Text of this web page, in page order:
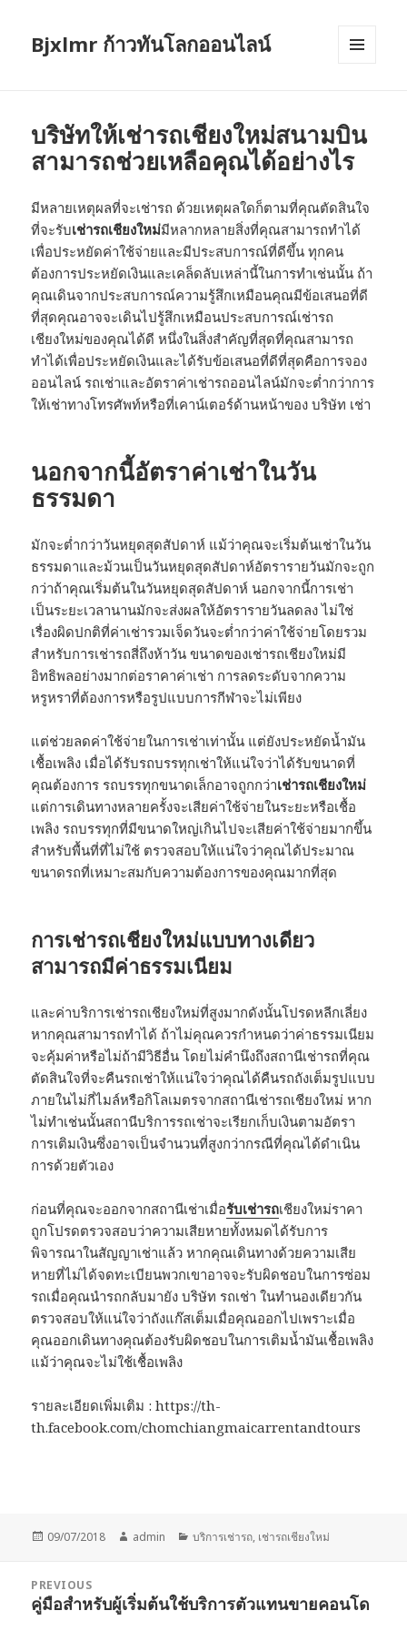
Bjxlmr ก้าวทันโลกออนไลน์
บริษัทให้เช่ารถเชียงใหม่สนามบิน
สามารถช่วยเหลือคุณได้อย่างไร
มีหลายเหตุผลที่จะเช่ารถ ด้วยเหตุผลใดก็ตามที่คุณตัดสินใจ
ที่จะรับเช่ารถเชียงใหม่มีหลากหลายสิ่งที่คุณสามารถทำได้
เพื่อประหยัดค่าใช้จ่ายและมีประสบการณ์ที่ดีขึ้น ทุกคน
ต้องการประหยัดเงินและเคล็ดลับเหล่านี้ในการทำเช่นนั้น ถ้า
คุณเดินจากประสบการณ์ความรู้สึกเหมือนคุณมีข้อเสนอที่ดี
ที่สุดคุณอาจจะเดินไปรู้สึกเหมือนประสบการณ์เช่ารถ
เชียงใหม่ของคุณได้ดี หนึ่งในสิ่งสำคัญที่สุดที่คุณสามารถ
ทำได้เพื่อประหยัดเงินและได้รับข้อเสนอที่ดีที่สุดคือการจอง
ออนไลน์ รถเช่าและอัตราค่าเช่ารถออนไลน์มักจะต่ำกว่าการ
ให้เช่าทางโทรศัพท์หรือที่เคาน์เตอร์ด้านหน้าของ บริษัท เช่า
นอกจากนี้อัตราค่าเช่าในวัน
ธรรมดา
มักจะต่ำกว่าวันหยุดสุดสัปดาห์ แม้ว่าคุณจะเริ่มต้นเช่าในวัน
ธรรมดาและม้วนเป็นวันหยุดสุดสัปดาห์อัตรารายวันมักจะถูก
กว่าถ้าคุณเริ่มต้นในวันหยุดสุดสัปดาห์ นอกจากนี้การเช่า
เป็นระยะเวลานานมักจะส่งผลให้อัตรารายวันลดลง ไม่ใช่
เรื่องผิดปกติที่ค่าเช่ารวมเจ็ดวันจะต่ำกว่าค่าใช้จ่ายโดยรวม
สำหรับการเช่ารถสี่ถึงห้าวัน ขนาดของเช่ารถเชียงใหม่มี
อิทธิพลอย่างมากต่อราคาค่าเช่า การลดระดับจากความ
หรูหราที่ต้องการหรือรูปแบบการกีฬาจะไม่เพียง
แต่ช่วยลดค่าใช้จ่ายในการเช่าเท่านั้น แต่ยังประหยัดน้ำมัน
เชื้อเพลิง เมื่อได้รับรถบรรทุกเช่าให้แน่ใจว่าได้รับขนาดที่
คุณต้องการ รถบรรทุกขนาดเล็กอาจถูกกว่าเช่ารถเชียงใหม่
แต่การเดินทางหลายครั้งจะเสียค่าใช้จ่ายในระยะหรือเชื้อ
เพลิง รถบรรทุกที่มีขนาดใหญ่เกินไปจะเสียค่าใช้จ่ายมากขึ้น
สำหรับพื้นที่ที่ไม่ใช้ ตรวจสอบให้แน่ใจว่าคุณได้ประมาณ
ขนาดรถที่เหมาะสมกับความต้องการของคุณมากที่สุด
การเช่ารถเชียงใหม่แบบทางเดียว
สามารถมีค่าธรรมเนียม
และค่าบริการเช่ารถเชียงใหม่ที่สูงมากดังนั้นโปรดหลีกเลี่ยง
หากคุณสามารถทำได้ ถ้าไม่คุณควรกำหนดว่าค่าธรรมเนียม
จะคุ้มค่าหรือไม่ถ้ามีวิธีอื่น โดยไม่คำนึงถึงสถานีเช่ารถที่คุณ
ตัดสินใจที่จะคืนรถเช่าให้แน่ใจว่าคุณได้คืนรถถังเต็มรูปแบบ
ภายในไม่กี่ไมล์หรือกิโลเมตรจากสถานีเช่ารถเชียงใหม่ หาก
ไม่ทำเช่นนั้นสถานีบริการรถเช่าจะเรียกเก็บเงินตามอัตรา
การเติมเงินซึ่งอาจเป็นจำนวนที่สูงกว่ากรณีที่คุณได้ดำเนิน
การด้วยตัวเอง
ก่อนที่คุณจะออกจากสถานีเช่าเมื่อรับเช่ารถเชียงใหม่ราคา
ถูกโปรดตรวจสอบว่าความเสียหายทั้งหมดได้รับการ
พิจารณาในสัญญาเช่าแล้ว หากคุณเดินทางด้วยความเสีย
หายที่ไม่ได้จดทะเบียนพวกเขาอาจจะรับผิดชอบในการซ่อม
รถเมื่อคุณนำรถกลับมายัง บริษัท รถเช่า ในทำนองเดียวกัน
ตรวจสอบให้แน่ใจว่าถังแก๊สเต็มเมื่อคุณออกไปเพราะเมื่อ
คุณออกเดินทางคุณต้องรับผิดชอบในการเติมน้ำมันเชื้อเพลิง
แม้ว่าคุณจะไม่ใช้เชื้อเพลิง
รายละเอียดเพิ่มเติม : https://th-
th.facebook.com/chomchiangmaicarrentandtours
Posted
09/07/2018 Author
admin Categories
บริการเช่ารถ, เช่ารถเชียงใหม่
navigation
PREVIOUS
Previous
คู่มือสำหรับผู้เริ่มต้นใช้บริการตัวแทนขายคอนโด